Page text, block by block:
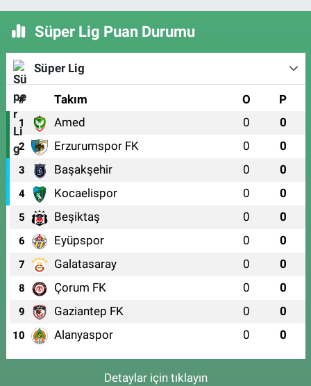
Süper Lig Puan Durumu
Süper Lig
# Takım O P
1 Amed 0 0
2 Erzurumspor FK 0 0
3 Başakşehir 0 0
4 Kocaelispor 0 0
5 Beşiktaş 0 0
6 Eyüpspor 0 0
7 Galatasaray 0 0
8 Çorum FK 0 0
9 Gaziantep FK 0 0
10 Alanyaspor 0 0
Detaylar için tıklayın